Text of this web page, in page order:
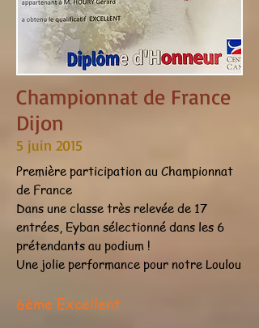
Championnat de France
Dijon
5 juin 2015
Première participation au Championnat
de France
Dans une classe très relevée de 17
entrées, Eyban sélectionné dans les 6
prétendants au podium !
Une jolie performance pour notre Loulou
6ème Excellent